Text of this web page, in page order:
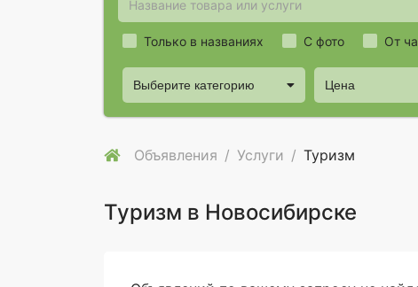
Только в названиях
Выберите категорию Цена
С фото От
Объявления Услуги Туризм
Туризм в Новосибирске